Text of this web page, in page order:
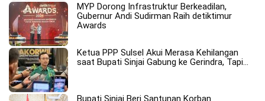
MYP Dorong Infrastruktur Berkeadilan,
Gubernur Andi Sudirman Raih detiktimur
Awards
Ketua PPP Sulsel Akui Merasa Kehilangan
saat Bupati Sinjai Gabung ke Gerindra, Tapi…
Bupati Sinjai Beri Santunan Korban